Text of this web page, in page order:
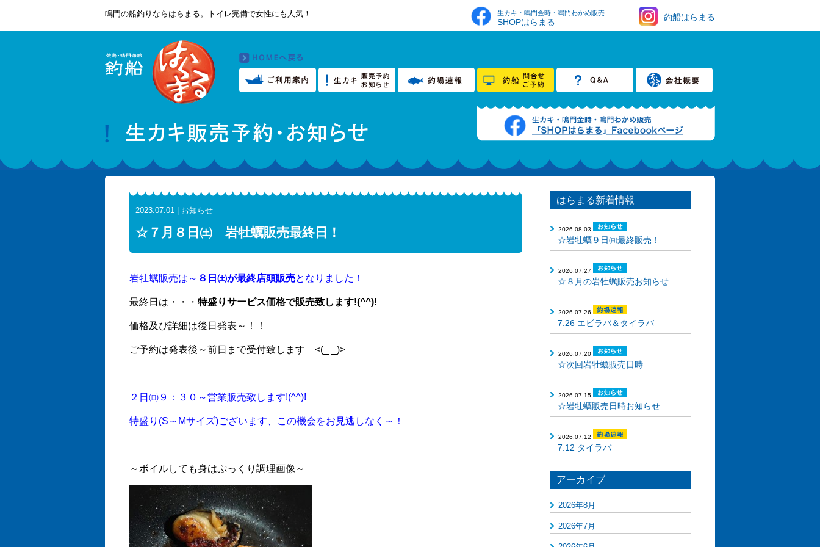
鳴門の船釣りならはらまる。トイレ完備で女性にも人気！ 生カキ・鳴門金時・鳴門わかめ販売
SHOPはらまる 釣船はらまる
2023.07.01 | お知らせ
☆７月８日㈯ 岩牡蠣販売最終日！
岩牡蠣販売は～ ８日㈯が最終店頭販売となりました！
最終日は・・・ 特盛りサービス価格で販売致します!(^^)!
価格及び詳細は後日発表～！！
ご予約は発表後～前日まで受付致します <(_ _)>
２日㈰９：３０～営業販売致します!(^^)!
特盛り(S～Mサイズ)ございます、この機会をお見逃しなく～！
～ボイルしても身はぷっくり調理画像～
はらまる新着情報
2026.08.03
☆岩牡蠣９日㈰最終販売！
2026.07.27
☆８月の岩牡蠣販売お知らせ
2026.07.26
7.26 エビラバ＆タイラバ
2026.07.20
☆次回岩牡蠣販売日時
2026.07.15
☆岩牡蠣販売日時お知らせ
2026.07.12
7.12 タイラバ
アーカイブ
2026年8月
2026年7月